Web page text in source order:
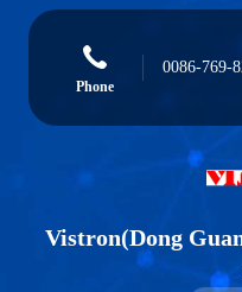
Phone
0086-769-
Vistron(Dong